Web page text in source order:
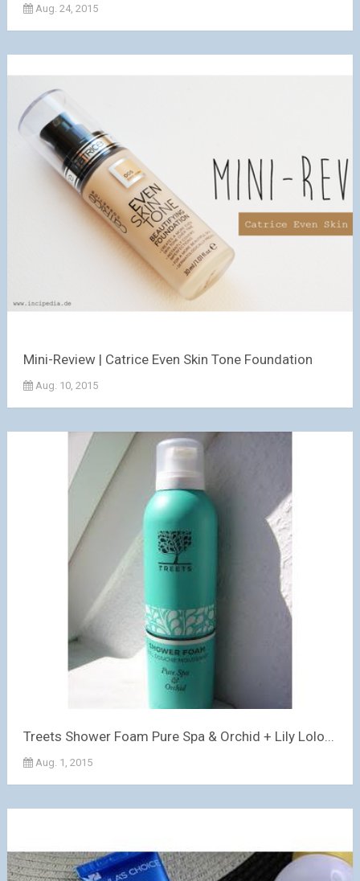
Aug. 24, 2015
Mini-Review | Catrice Even Skin Tone Foundation
Aug. 10, 2015
Treets Shower Foam Pure Spa & Orchid + Lily Lolo...
Aug. 1, 2015